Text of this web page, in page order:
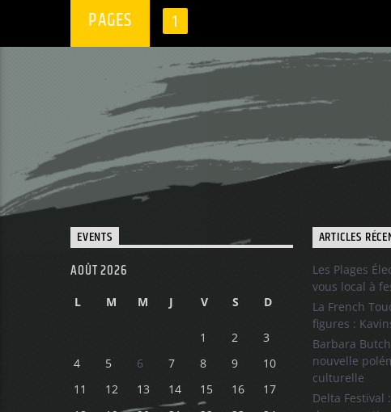
PAGES 1
EVENTS
AOÛT 2026
L M M J V S D
1 2
3
4
5 6 7 8 9
10
11
12 13 14 15 16
17
ARTICLES
Les Plages
vous local à
La French
figures :
Barbara
nouvelle
culturelle
Delta Festival